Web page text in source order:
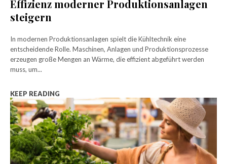
Effizienz moderner Produktionsanlagen
steigern
In modernen Produktionsanlagen spielt die Kühltechnik eine
entscheidende Rolle. Maschinen, Anlagen und Produktionsprozesse
erzeugen große Mengen an Wärme, die effizient abgeführt werden
muss, um...
KEEP READING